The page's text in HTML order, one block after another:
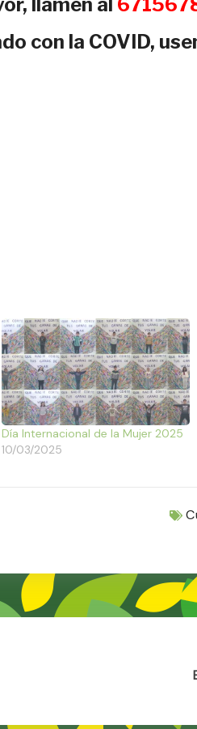
con la COVID,
Día Internacional de la Mujer 2025
10/03/2025